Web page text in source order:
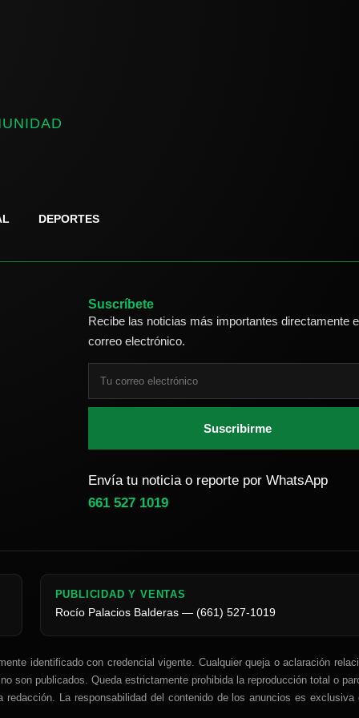
DEPORTES
Suscríbete
Recibe las noticias más importantes directamente
correo electrónico.
Suscribirme
Envía tu noticia o reporte por WhatsApp
661 527 1019
PUBLICIDAD Y VENTAS
Rocío Palacios Balderas — (661) 527-1019
identificado con credencial vigente. Cualquier queja o aclaración
son publicados. Queda estrictamente prohibida la reproducción total o
La responsabilidad del contenido de los anuncios es exclusiva